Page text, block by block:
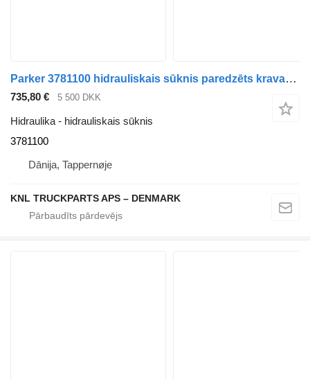
Parker 3781100 hidrauliskais sūknis paredzēts kravas automašīnas
735,80 € 5 500 DKK
Hidraulika - hidrauliskais sūknis
3781100
Dānija, Tappernøje
KNL TRUCKPARTS APS – DENMARK